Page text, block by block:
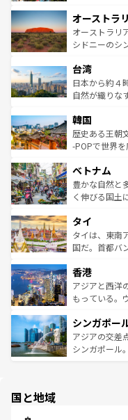
部のニューオ
文化が魅力。
しみながら、
ならではの贅沢な旅の
情報はコンテ
ワイ島は見逃
島だが、静か
おすすめ。エ
れるおもてな
人々、おいし
ク、伝統的な
ワイを、存分に味わって
はコンテンツ
オーストラ
オーストラリ
シドニーのシ
リアリーフや
ク）、タスマ
ど、見どころ
いる。アクテ
ビング、ハイ
い。オースト
参照してほしい
台湾
日本から約４
自然が織りな
ン）、静ひつ
と山間の静け
驚きをもたら
容にもいいと
照してほしい
韓国
歴史ある王朝
-POPで世界
き、地方に足
できる。そし
まで、さまざ
リティに包ま
覧を参照して
ベトナム
豊かな自然と
く伸びる国土
急速な発展と
ーチミン市の
醸し出してい
とつ。フォー
ひ現地で味わ
が旅行者を迎
参照してほしい
タイ
タイは、東南
国だ。首都バ
の活気が交差
帯で自然と触
いビーチでリ
激する。気候
が待っている
た文化、そし
香港
アジアと西洋
もっている。
み、どこを訪
ており、効率
うな絶景から
シンガポー
アジアの交差
シンガポール
国と地域